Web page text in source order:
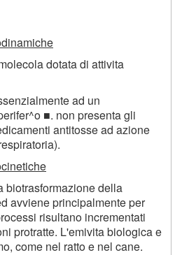
dotata di attivita
ad un
■. non presenta gli
antitosse ad azione
biotrasformazione della
avviene principalmente per
risultano incrementati
protratte. L'emivita biologica e
come nel ratto e nel cane.